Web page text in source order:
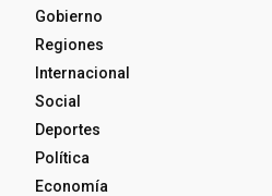
Gobierno
Regiones
Internacional
Social
Deportes
Política
Economía